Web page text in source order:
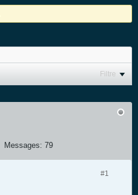
Filtre
Messages: 79
#1